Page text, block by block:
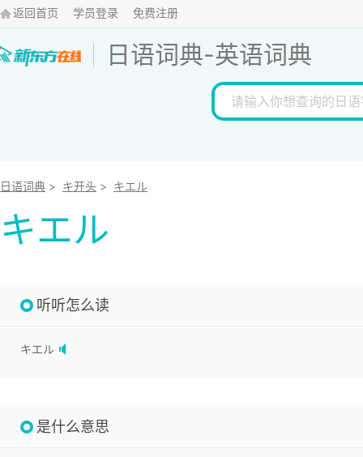
返回首页 学员登录 免费注册
日语词典-英语词典
日语词典 > キ开头 > キエル
キエル
听听怎么读
キエル
是什么意思